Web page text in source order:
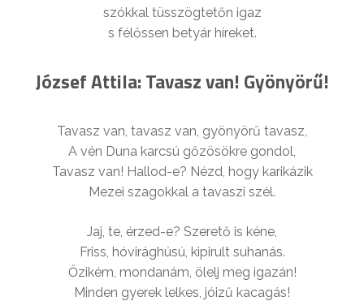
szókkal tüsszögtetőn igaz
s félőssen betyár híreket.
József Attila: Tavasz van! Gyönyörű!
Tavasz van, tavasz van, gyönyörű tavasz,
A vén Duna karcsú gőzösökre gondol,
Tavasz van! Hallod-e? Nézd, hogy karikázik
Mezei szagokkal a tavaszi szél.
Jaj, te, érzed-e? Szerető is kéne,
Friss, hóvirághúsú, kipirult suhanás.
Őzikém, mondanám, ölelj meg igazán!
Minden gyerek lelkes, jóizű kacagás!